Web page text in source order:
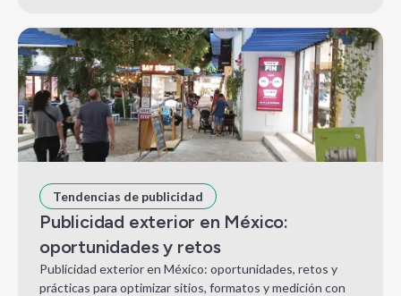
Tendencias de publicidad
Publicidad exterior en México:
oportunidades y retos
Publicidad exterior en México: oportunidades, retos y
prácticas para optimizar sitios, formatos y medición con